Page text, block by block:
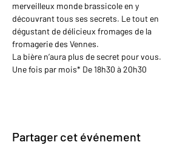
merveilleux monde brassicole en y
découvrant tous ses secrets. Le tout en
dégustant de délicieux fromages de la
fromagerie des Vennes.
La bière n’aura plus de secret pour vous.
Une fois par mois* De 18h30 à 20h30
Partager cet événement